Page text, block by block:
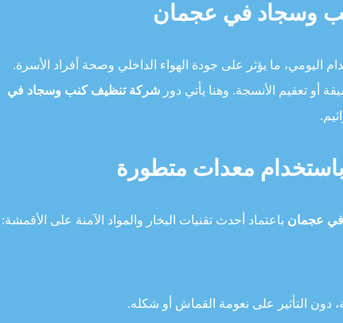
وسجاد في عجمان
اليومي، ما يؤثر على جودة الهواء الداخلي وصحة أفراد الأسرة.
أو تعقيم الأنسجة. وهنا يأتي دور شركة تنظيف كنب وسجاد في
معدات متطورة
عجمان باعتماد أحدث تقنيات البخار والمواد الآمنة على الأقمشة:
دون التأثير على نعومة القماش أو شكله.